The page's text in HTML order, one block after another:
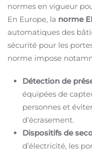
normes en vigueur
En Europe, la norme
automatiques des
sécurité pour les
norme impose
Détection de
équipées de
personnes et
d’écrasement.
Dispositifs de
d’électricité, les